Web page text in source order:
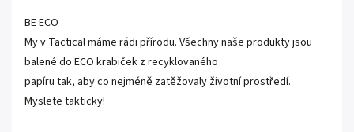
BE ECO
My v Tactical máme rádi přírodu. Všechny naše produkty jsou
balené do ECO krabiček z recyklovaného
papíru tak, aby co nejméně zatěžovaly životní prostředí.
Myslete takticky!